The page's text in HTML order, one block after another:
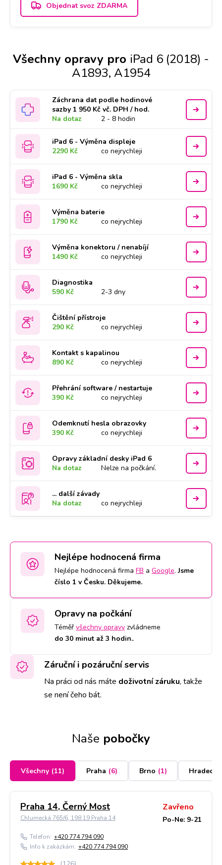
Objednat svoz ZDARMA
Všechny opravy pro iPad 6 (2018) -
A1893, A1954
Záchrana dat podle hodinové
sazby 1 950 Kč vč. DPH / hod.
Na dotaz
2 - 8 hodin
iPad 6 - Výměna displeje
2290 Kč
co nejrychleji
iPad 6 - Výměna skla
1690 Kč
co nejrychleji
Výměna baterie
1790 Kč
co nejrychleji
Výměna konektoru / nenabíjí
1490 Kč
co nejrychleji
Diagnostika
590 Kč
2-3 dny
Čištění přístroje
290 Kč
co nejrychleji
Kontakt s kapalinou
890 Kč
co nejrychleji
Přehrání software / nestartuje
390 Kč
co nejrychleji
Odemknutí hesla obrazovky
390 Kč
co nejrychleji
Opravy základní desky iPad 6
Na dotaz
Nelze na počkání.
... další závady
Na dotaz
co nejrychleji
Nejlépe hodnocená firma
Nejlépe hodnocená firma FB a Google.Jsme
číslo 1 v Česku. Děkujeme.
Opravy na počkání
Téměř všechny opravy zvládneme
do 30 minut až 3 hodin..
Záruční i pozáruční servis
Na práci od nás máte doživotní záruku, takže
se není čeho bát.
Naše pobočky
Všechny (11) Praha (6) Brno (1) Hradec
Praha 14, Černý Most
Chlumecká 765/6, 198 19 Praha 14
Zavřeno
Po-Ne: 9-21
Telefon: +420 774 794 090
Info k zakázkám: +420 774 794 090